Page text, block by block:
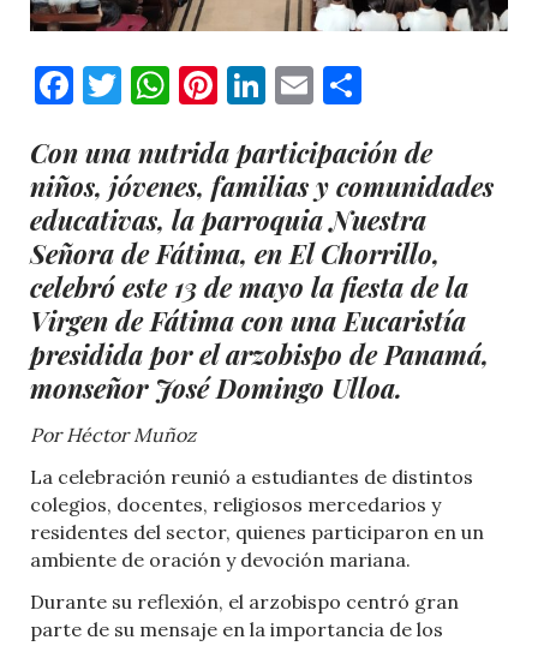
Facebook
Twitter
WhatsApp
Pinterest
LinkedIn
Email
Con una nutrida participación de
niños, jóvenes, familias y comunidades
educativas, la parroquia Nuestra
Señora de Fátima, en El Chorrillo,
celebró este 13 de mayo la fiesta de la
Virgen de Fátima con una Eucaristía
presidida por el arzobispo de Panamá,
monseñor José Domingo Ulloa.
Por Héctor Muñoz
La celebración reunió a estudiantes de distintos
colegios, docentes, religiosos mercedarios y
residentes del sector, quienes participaron en un
ambiente de oración y devoción mariana.
Durante su reflexión, el arzobispo centró gran
parte de su mensaje en la importancia de los